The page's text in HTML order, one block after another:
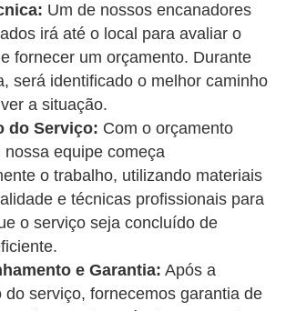
Um de nossos encanadores
irá até o local para avaliar o
fornecer um orçamento. Durante
será identificado o melhor caminho
a situação.
do Serviço: Com o orçamento
nossa equipe começa
o trabalho, utilizando materiais
e técnicas profissionais para
o serviço seja concluído de
e Garantia: Após a
do serviço, fornecemos garantia de